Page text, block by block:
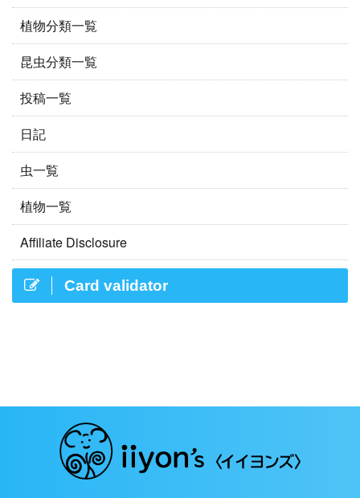
植物分類一覧
昆虫分類一覧
投稿一覧
日記
虫一覧
植物一覧
Affiliate Disclosure
Card validator